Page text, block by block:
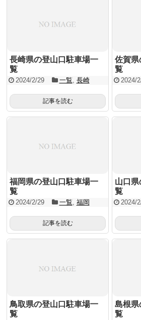
長崎県の登山口駐車場一
覧
2024/2/29 一覧, 長崎
記事を読む
佐賀県
覧
2024/
福岡県の登山口駐車場一
覧
2024/2/29 一覧, 福岡
記事を読む
山口
覧
2024/
鳥取県の登山口駐車場一
覧
島根県
覧